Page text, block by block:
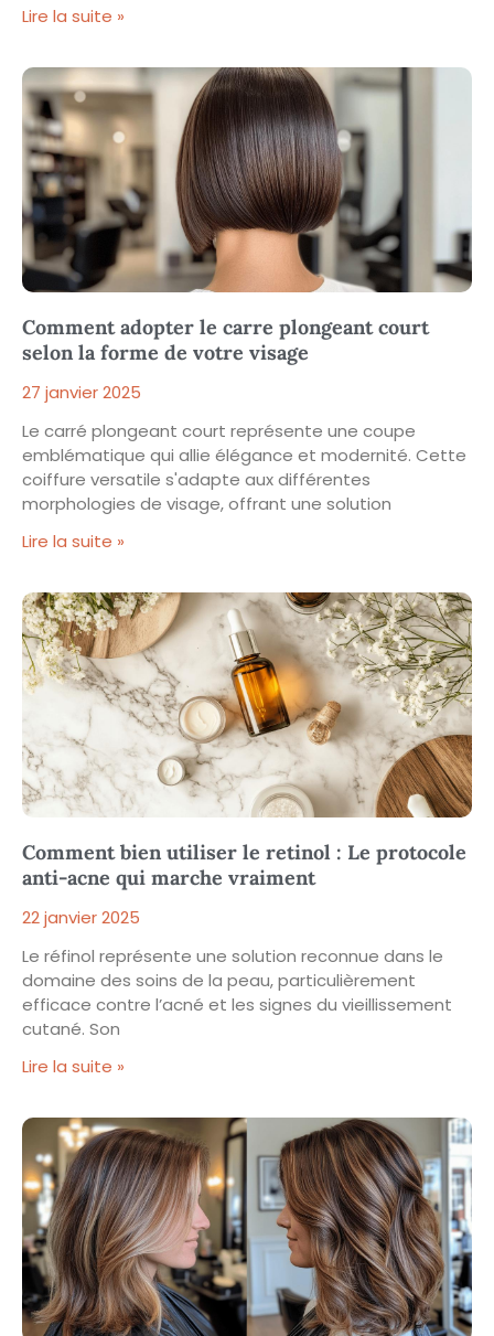
Lire la suite »
Comment adopter le carre plongeant court
selon la forme de votre visage
27 janvier 2025
Le carré plongeant court représente une coupe
emblématique qui allie élégance et modernité. Cette
coiffure versatile s'adapte aux différentes
morphologies de visage, offrant une solution
Lire la suite »
Comment bien utiliser le retinol : Le protocole
anti-acne qui marche vraiment
22 janvier 2025
Le réfinol représente une solution reconnue dans le
domaine des soins de la peau, particulièrement
efficace contre l’acné et les signes du vieillissement
cutané. Son
Lire la suite »